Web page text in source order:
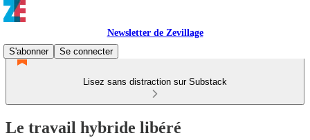
Newsletter de Zevillage
S'abonner
Se connecter
Lisez sans distraction sur Substack
Le travail hybride libéré